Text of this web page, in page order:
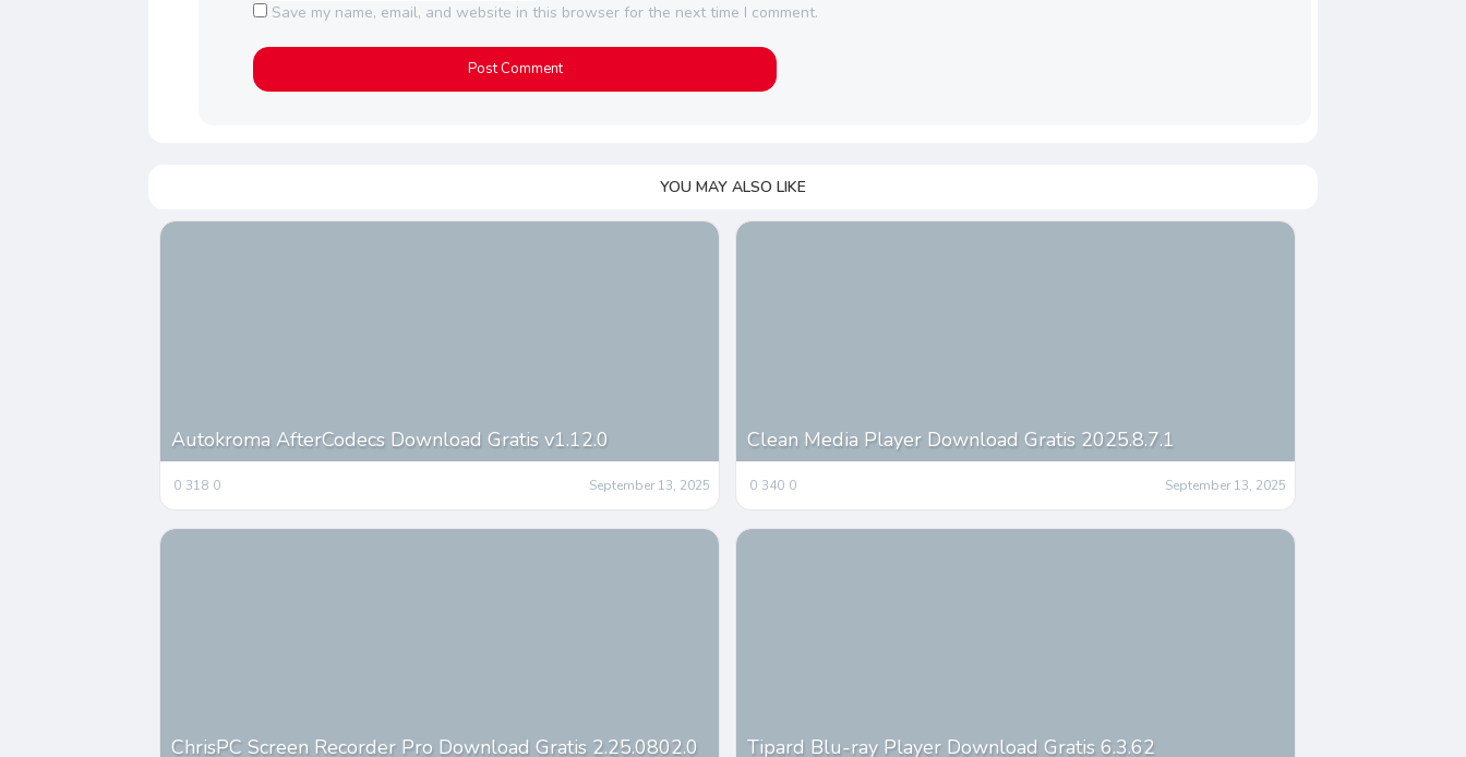
Save my name, email, and website in this browser for the next time I comment.
YOU MAY ALSO LIKE
Autokroma AfterCodecs Download Gratis v1.12.0
0 318 0 September 13, 2025
Clean Media Player Download Gratis 2025.8.7.1
0 340 0 September 13, 2025
ChrisPC Screen Recorder Pro Download Gratis 2.25.0802.0 Tipard Blu-ray Player Download Gratis 6.3.62